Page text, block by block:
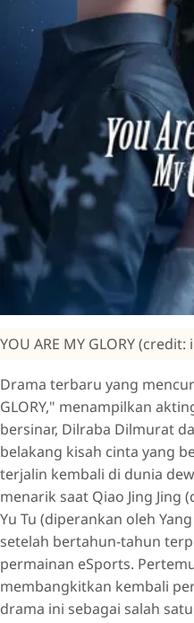
YOU ARE MY GLORY (credit:
Drama terbaru yang
GLORY," menampilkan
bersinar, Dilraba Dilmurat
belakang kisah cinta yang
terjalin kembali di dunia
menarik saat Qiao Jing Jing
Yu Tu (diperankan oleh
setelah bertahun-tahun
permainan eSports.
membangkitkan kembali
drama ini sebagai salah